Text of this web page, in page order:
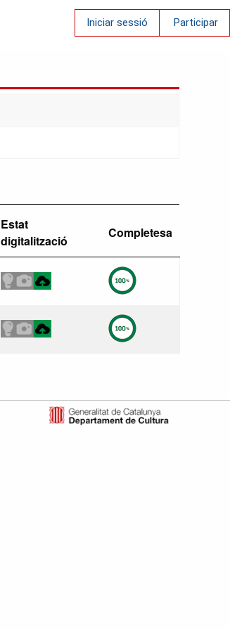
Iniciar sessió Participar
Estat
digitalització
Completesa